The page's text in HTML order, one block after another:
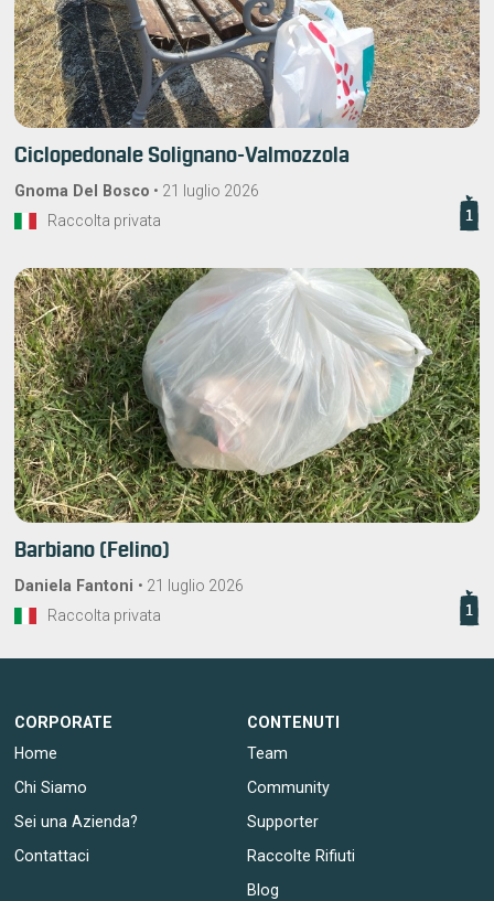
Ciclopedonale Solignano-Valmozzola
Gnoma Del Bosco • 21 luglio 2026
Raccolta privata
1
Barbiano (Felino)
Daniela Fantoni • 21 luglio 2026
Raccolta privata
1
CORPORATE
Home
Chi Siamo
Sei una Azienda?
Contattaci
CONTENUTI
Team
Community
Supporter
Raccolte Rifiuti
Blog